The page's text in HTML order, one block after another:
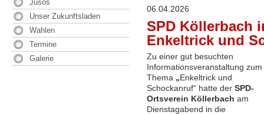
Jusos
Unser Zukunftsladen
Wahlen
Termine
Galerie
06.04.2026
SPD Köllerbach
Enkeltrick und
Zu einer gut besuchten
Informationsveranstaltung zum
Thema „ Enkeltrick und
Schockanruf“ hatte der SPD-
Ortsverein Köllerbach am
Dienstagabend in die